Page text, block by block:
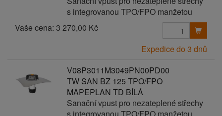
s integrovanou TPO/FPO manžetou
Vaše cena: 3 270,00 Kč
Expedice do 3 dnů
V08P3011M3049PN00PD00
TW SAN BZ 125 TPO/FPO
MAPEPLAN TD BÍLÁ
Sanační vpust pro nezateplené střechy